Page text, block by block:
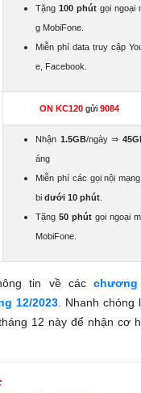
Tặng 100 phút gọi ngoại
g MobiFone.
Miễn phí data truy cập
e, Facebook.
ON KC120 gửi 9084
Nhận 1.5GB/ngày ⇒
áng
Miễn phí các gọi nội
bi dưới 10 phút
Tặng 50 phút gọi ngoại
MobiFone.
tin về các
12/2023 . Nhanh
12 này để nhận cơ